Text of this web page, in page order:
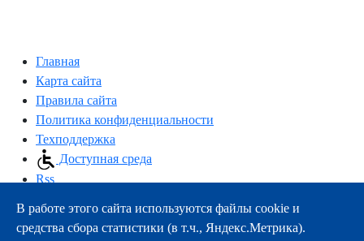
Главная
Карта сайта
Правила сайта
Политика конфиденциальности
Техподдержка
Доступная среда
Rss
163000, г.Архангельск, пр-т Троицкий, 51
тел.:+7 (8182) 21-11-63
В работе этого сайта используются файлы cookie и
средства сбора статистики (в т.ч., Яндекс.Метрика).